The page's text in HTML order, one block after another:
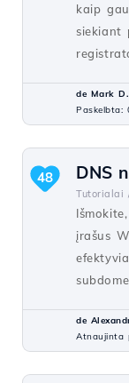
kaip
siekiant
de Mark D.
Paskelbta:
DNS
Tutorialai
įrašus
48
de
Atnaujinta